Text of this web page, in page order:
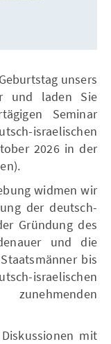
unsers
und laden Sie
Seminar
israelischen
2026 in der
widmen wir
der deutsch-
Gründung des
und die
bis
israelischen
mit